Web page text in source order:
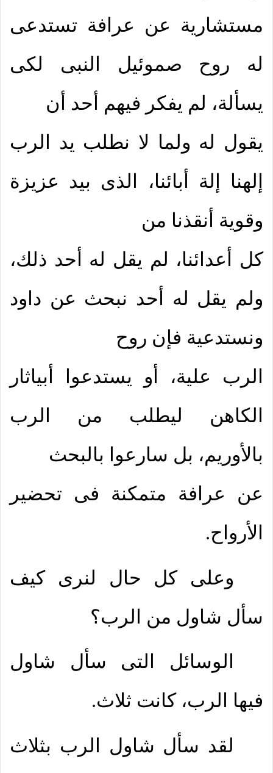
مستشارية عن عرافة تستدعى
له روح صموئيل النبى لكى
يسألة، لم يفكر فيهم أحد أن
يقول له ولما لا نطلب يد الرب
إلهنا إلة أبائنا، الذى بيد عزيزة
وقوية أنقذنا من
كل أعدائنا، لم يقل له أحد ذلك،
ولم يقل له أحد نبحث عن داود
ونستدعية فإن روح
الرب علية، أو يستدعوا أبياثار
الكاهن ليطلب من الرب
بالأوريم، بل سارعوا بالبحث
عن عرافة متمكنة فى تحضير
الأرواح.
وعلى كل حال لنرى كيف
سأل شاول من الرب؟
الوسائل التى سأل شاول
فيها الرب، كانت ثلاث.
لقد سأل شاول الرب بثلاث